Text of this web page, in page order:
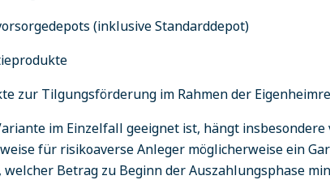
(inklusive Standarddepot)
zur Tilgungsförderung im Rahmen der
im Einzelfall geeignet ist, hängt
für risikoaverse Anleger möglicherweise ein
welcher Betrag zu Beginn der Auszahlungsphase